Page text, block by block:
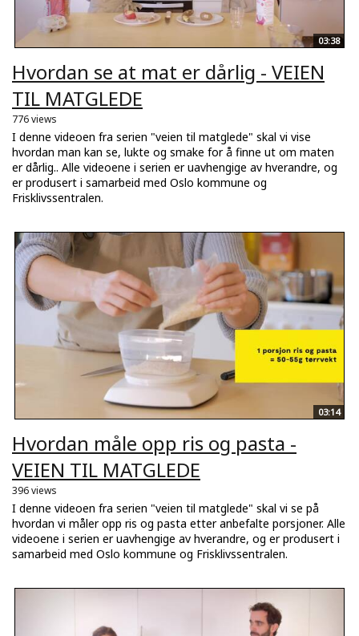
03:38
Hvordan se at mat er dårlig - VEIEN
TIL MATGLEDE
776 views
I denne videoen fra serien "veien til matglede" skal vi vise
hvordan man kan se, lukte og smake for å finne ut om maten
er dårlig.. Alle videoene i serien er uavhengige av hverandre, og
er produsert i samarbeid med Oslo kommune og
Frisklivssentralen.
03:14
Hvordan måle opp ris og pasta -
VEIEN TIL MATGLEDE
396 views
I denne videoen fra serien "veien til matglede" skal vi se på
hvordan vi måler opp ris og pasta etter anbefalte porsjoner. Alle
videoene i serien er uavhengige av hverandre, og er produsert i
samarbeid med Oslo kommune og Frisklivssentralen.